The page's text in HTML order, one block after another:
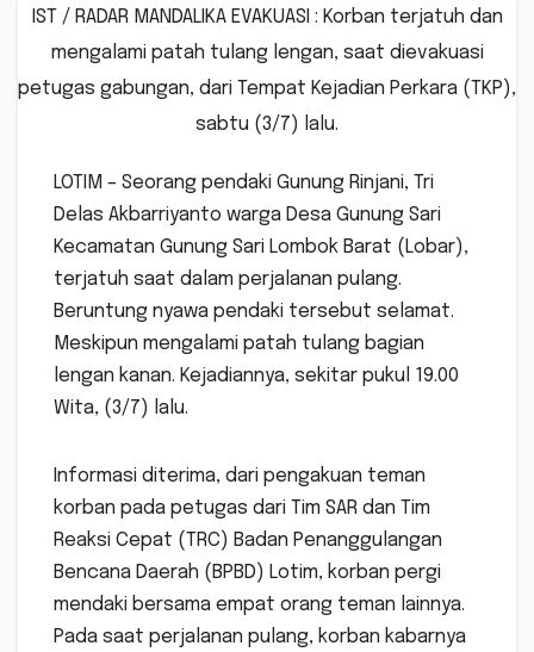
IST / RADAR MANDALIKA EVAKUASI : Korban terjatuh dan
mengalami patah tulang lengan, saat dievakuasi
petugas gabungan, dari Tempat Kejadian Perkara (TKP),
sabtu (3/7) lalu.
LOTIM – Seorang pendaki Gunung Rinjani, Tri
Delas Akbarriyanto warga Desa Gunung Sari
Kecamatan Gunung Sari Lombok Barat (Lobar),
terjatuh saat dalam perjalanan pulang.
Beruntung nyawa pendaki tersebut selamat.
Meskipun mengalami patah tulang bagian
lengan kanan. Kejadiannya, sekitar pukul 19.00
Wita, (3/7) lalu.
Informasi diterima, dari pengakuan teman
korban pada petugas dari Tim SAR dan Tim
Reaksi Cepat (TRC) Badan Penanggulangan
Bencana Daerah (BPBD) Lotim, korban pergi
mendaki bersama empat orang teman lainnya.
Pada saat perjalanan pulang, korban kabarnya